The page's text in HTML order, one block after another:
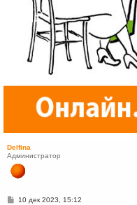
Delfina
Администратор
С10 дек 2023, 15:12